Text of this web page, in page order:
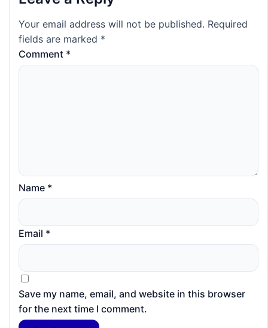
Your email address will not be published. Required
fields are marked *
Comment *
Name *
Email *
Save my name, email, and website in this browser
for the next time I comment.